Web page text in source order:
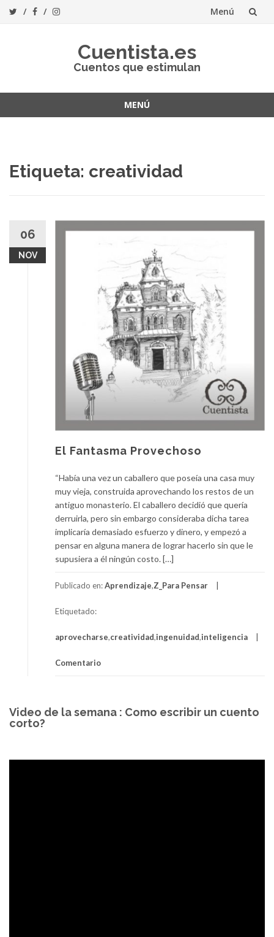
Menú
Cuentista.es
Cuentos que estimulan
MENÚ
Etiqueta: creatividad
06
NOV
El Fantasma Provechoso
“Había una vez un caballero que poseía una casa muy
muy vieja, construida aprovechando los restos de un
antiguo monasterio. El caballero decidió que quería
derruirla, pero sin embargo consideraba dicha tarea
implicaría demasiado esfuerzo y dinero, y empezó a
pensar en alguna manera de lograr hacerlo sin que le
supusiera a él ningún costo. […]
Publicado en:Aprendizaje,Z_Para Pensar
Etiquetado:
aprovecharse,creatividad,ingenuidad,inteligencia
Comentario
Video de la semana : Como escribir un cuento
corto?